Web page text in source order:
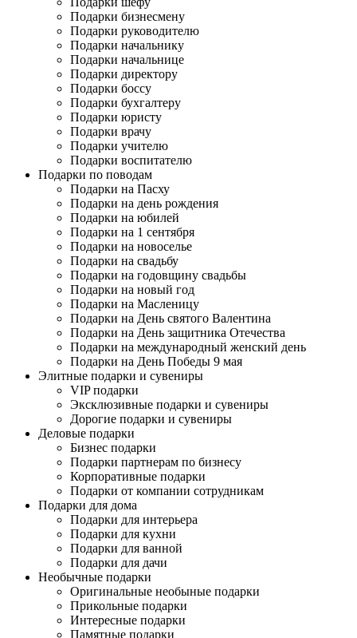
Подарки бизнесмену
Подарки руководителю
Подарки начальнику
Подарки начальнице
Подарки директору
Подарки боссу
Подарки бухгалтеру
Подарки юристу
Подарки врачу
Подарки учителю
Подарки воспитателю
Подарки по поводам
Подарки на Пасху
Подарки на день рождения
Подарки на юбилей
Подарки на 1 сентября
Подарки на новоселье
Подарки на свадьбу
Подарки на годовщину свадьбы
Подарки на новый год
Подарки на Масленицу
Подарки на День святого Валентина
Подарки на День защитника Отечества
Подарки на международный женский день
Подарки на День Победы 9 мая
Элитные подарки и сувениры
VIP подарки
Эксклюзивные подарки и сувениры
Дорогие подарки и сувениры
Деловые подарки
Бизнес подарки
Подарки партнерам по бизнесу
Корпоративные подарки
Подарки от компании сотрудникам
Подарки для дома
Подарки для интерьера
Подарки для кухни
Подарки для ванной
Подарки для дачи
Необычные подарки
Оригинальные необыные подарки
Прикольные подарки
Интересные подарки
Памятные подарки